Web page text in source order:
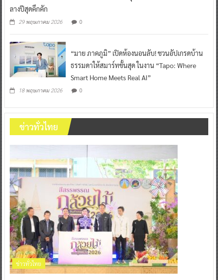
ลางปีสุดคึกคัก
29 พฤษภาคม 2026 0
“มาย ภาคภูมิ” เปิดห้องนอนลับ! ชวนอัปเกรดบ้าน
ธรรมดาให้สมาร์ทขั้นสุด ในงาน “Tapo: Where
Smart Home Meets Real AI”
18 พฤษภาคม 2026 0
ข่าวทั่วไทย
ข่าวทั่วไทย